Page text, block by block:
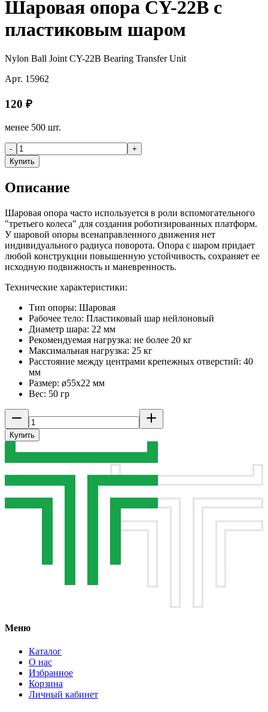
Шаровая опора CY-22B с
пластиковым шаром
Nylon Ball Joint CY-22B Bearing Transfer Unit
Арт. 15962
120 ₽
менее 500 шт.
-
+
Купить
Описание
Шаровая опора часто используется в роли вспомогательного
"третьего колеса" для создания роботизированных платформ.
У шаровой опоры всенаправленного движения нет
индивидуального радиуса поворота. Опора с шаром придает
любой конструкции повышенную устойчивость, сохраняет ее
исходную подвижность и маневренность.
Технические характеристики:
Тип опоры: Шаровая
Рабочее тело: Пластиковый шар нейлоновый
Диаметр шара: 22 мм
Рекомендуемая нагрузка: не более 20 кг
Максимальная нагрузка: 25 кг
Расстояние между центрами крепежных отверстий: 40
мм
Размер: ­ø55х22 мм
Вес: 50 гр
Купить
Меню
Каталог
О нас
Избранное
Корзина
Личный кабинет